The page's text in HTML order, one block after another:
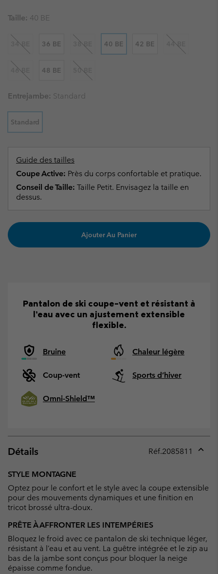
Taille: 40 BE
34 BE 36 BE 38 BE 40 BE 42 BE 44 BE
46 BE 48 BE 50 BE
Entrejambe: Standard
Standard
Guide des tailles
Coupe Active: Près du corps confortable et pratique.
Conseil de Taille: Taille Petit. Envisagez la taille en
dessus.
Ajouter Au Panier
Pantalon de ski coupe-vent et résistant à
l’eau avec un ajustement extensible
flexible.
Bruine Chaleur légère
Coup-vent Sports d’hiver
Omni-Shield™
Détails Réf.2085811
STYLE MONTAGNE
Optez pour le confort et le style avec la coupe extensible
pour des mouvements dynamiques et une finition en
tricot brossé ultra-doux.
PRÊTE À AFFRONTER LES INTEMPÉRIES
Bloquez le froid avec ce pantalon de ski technique léger,
résistant à l’eau et au vent. La guêtre intégrée et le zip au
bas de la jambe sont conçus pour bloquer la neige
épaisse comme fondue.